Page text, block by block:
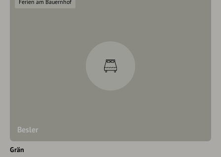
Besler
Ferien am Bauernhof
Grän